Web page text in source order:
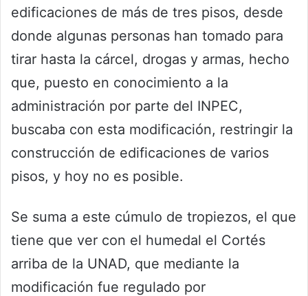
edificaciones de más de tres pisos, desde
donde algunas personas han tomado para
tirar hasta la cárcel, drogas y armas, hecho
que, puesto en conocimiento a la
administración por parte del INPEC,
buscaba con esta modificación, restringir la
construcción de edificaciones de varios
pisos, y hoy no es posible.
Se suma a este cúmulo de tropiezos, el que
tiene que ver con el humedal el Cortés
arriba de la UNAD, que mediante la
modificación fue regulado por